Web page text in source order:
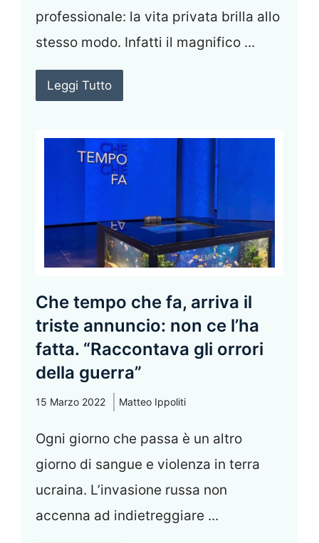
professionale: la vita privata brilla allo
stesso modo. Infatti il magnifico ...
Leggi Tutto
Che tempo che fa, arriva il
triste annuncio: non ce l’ha
fatta. “Raccontava gli orrori
della guerra”
15 Marzo 2022 Matteo Ippoliti
Ogni giorno che passa è un altro
giorno di sangue e violenza in terra
ucraina. L’invasione russa non
accenna ad indietreggiare ...